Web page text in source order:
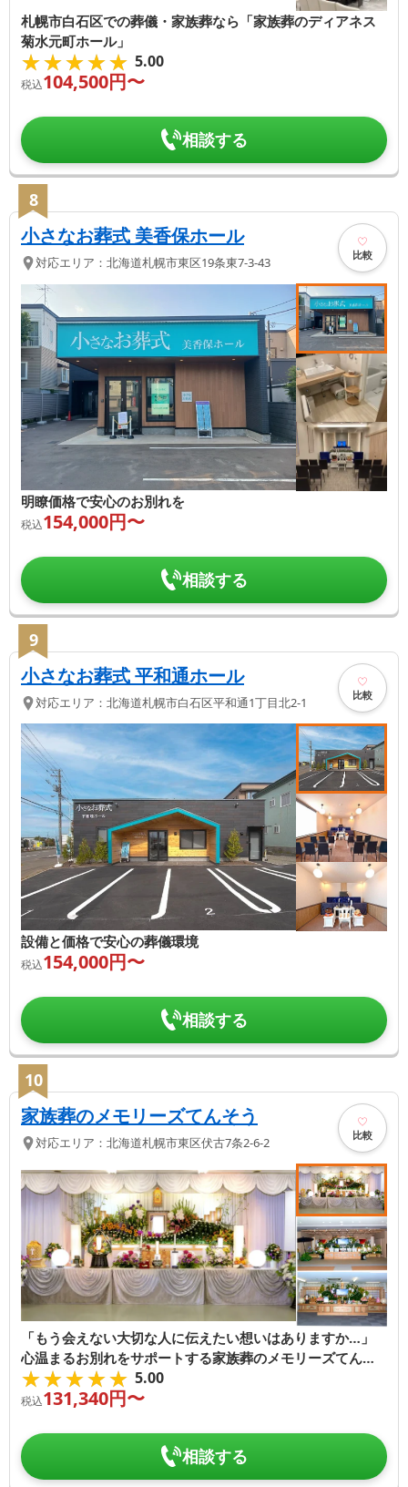
札幌市白石区での葬儀・家族葬なら「家族葬のディアネス
菊水元町ホール」
★★★★★
★★★★★ 5.00
税込104,500円〜
相談する
8
小さなお葬式 美香保ホール
対応エリア： 北海道札幌市東区19条東7-3-43 比較
明瞭価格で安心のお別れを
税込154,000円〜
相談する
9
小さなお葬式 平和通ホール
対応エリア： 北海道札幌市白石区平和通1丁目北2-1 比較
設備と価格で安心の葬儀環境
税込154,000円〜
相談する
10
家族葬のメモリーズてんそう
対応エリア： 北海道札幌市東区伏古7条2-6-2 比較
「もう会えない大切な人に伝えたい想いはありますか…」
心温まるお別れをサポートする家族葬のメモリーズてんそ
うです
★★★★★
★★★★★ 5.00
税込131,340円〜
相談する